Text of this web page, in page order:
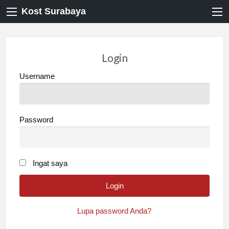
Kost Surabaya
Login
Username
Password
Ingat saya
Lupa password Anda?